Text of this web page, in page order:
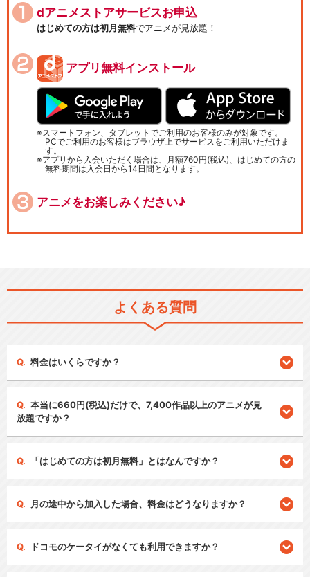
dアニメストアサービスお申込
はじめての方は初月無料でアニメが見放題！
アプリ無料インストール
スマートフォン、タブレットでご利用のお客様のみが対象です。
PCでご利用のお客様はブラウザ上でサービスをご利用いただけま
す。
アプリから入会いただく場合は、月額760円(税込)、はじめての方の
無料期間は入会日から14日間となります。
アニメをお楽しみください♪
よくある質問
料金はいくらですか？
本当に660円(税込)だけで、7,400作品以上のアニメが見
放題ですか？
「はじめての方は初月無料」とはなんですか？
月の途中から加入した場合、料金はどうなりますか？
ドコモのケータイがなくても利用できますか？